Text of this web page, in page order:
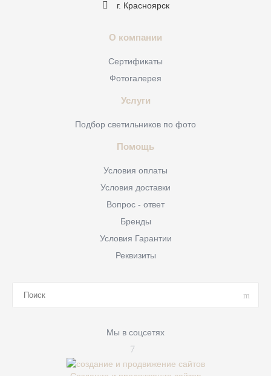
г. Красноярск
О компании
Сертификаты
Фотогалерея
Услуги
Подбор светильников по фото
Помощь
Условия оплаты
Условия доставки
Вопрос - ответ
Бренды
Условия Гарантии
Реквизиты
Мы в соцсетях